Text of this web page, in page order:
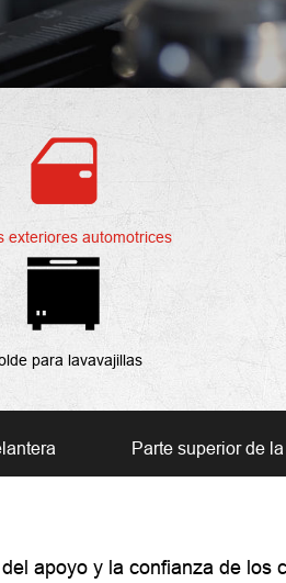
exteriores automotrices
para lavavajillas
Parte superior de
apoyo y la confianza de